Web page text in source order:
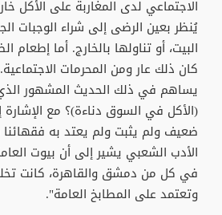
الاجتماعي لدى المغاربة على الأكل
يُنظر بعين الرضى إلى شراء الوجبات
البيت، أو تناولها بالخارج. أما إطعام
كان ذلك عار ومن المحرمات
يساهم في ذلك الحديث المشهور الذي
(الأكل في السوق دناءة)؟ مع
ضعيف ولم يثبت ولم يعتد به
الأدب الشعبي يشير إلى أن بيوت
في كل من دمشق والقاهرة، كانت
وتعتمد على المطابخ العامة".